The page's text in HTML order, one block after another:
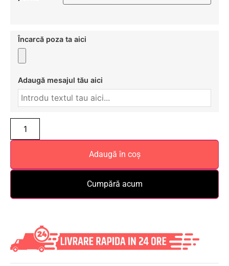
Încarcă poza ta aici
Adaugă mesajul tău aici
Adaugă în coș
Cumpără acum